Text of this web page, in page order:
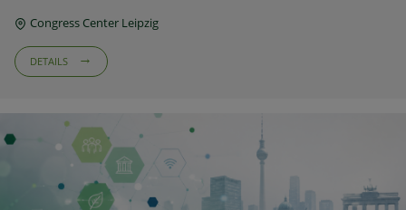
Congress Center Leipzig
DETAILS